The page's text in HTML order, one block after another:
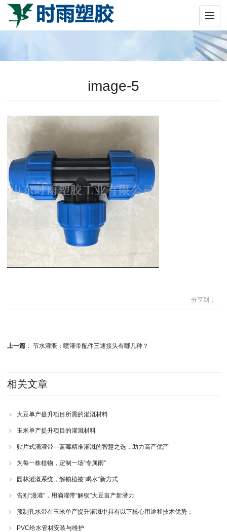
image-5
分享到：
上一篇： 节水灌溉：喷灌带配件三通接头有哪几种？
相关文章
大豆单产提升项目所需的灌溉材料
玉米单产提升项目的灌溉材料
贴片式滴灌带—蓝莓精准灌溉的智慧之选，助力高产优产
为每一株植物，定制一场“专属雨”
园林灌溉系统，解锁植被“喝水”新方式
告别“漫灌”，用滴灌带“解锁”大豆亩产新潜力
预制孔水带在玉米单产提升灌溉中具有以下核心用途和技术优势：
PVC给水管材安装与维护